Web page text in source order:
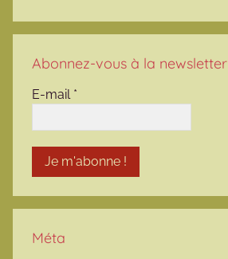
Abonnez-vous à la newsletter
E-mail *
Méta